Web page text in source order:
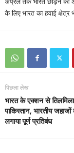
अप्रैल तक भारत छोड़ने का
के लिए भारत का हवाई क्षेत्र
पिछला लेख
भारत के एक्शन से
पाकिस्तान, भारतीय
लगाया पूर्ण प्रतिबंध